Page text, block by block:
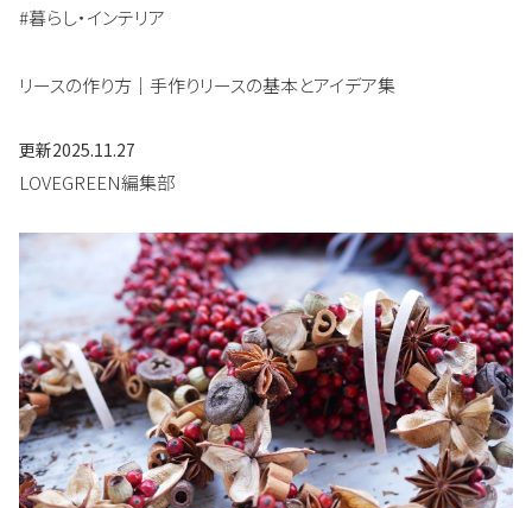
#暮らし・インテリア
リースの作り方｜手作りリースの基本とアイデア集
更新2025.11.27
LOVEGREEN編集部